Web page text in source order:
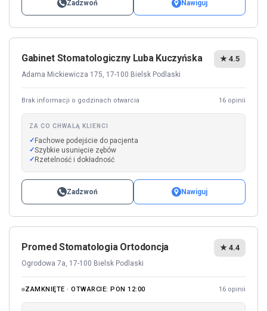
Zadzwoń Nawiguj
Gabinet Stomatologiczny Luba Kuczyńska
Adama Mickiewicza 175, 17-100 Bielsk Podlaski
★ 4.5
Brak informacji o godzinach otwarcia 16 opinii
ZA CO CHWALĄ KLIENCI
Fachowe podejście do pacjenta
Szybkie usunięcie zębów
Rzetelność i dokładność
Zadzwoń Nawiguj
Promed Stomatologia Ortodoncja
Ogrodowa 7a, 17-100 Bielsk Podlaski
★ 4.4
ZAMKNIĘTE · OTWARCIE: PON 12:00 16 opinii